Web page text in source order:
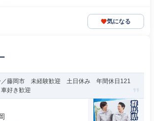
気になる
／藤岡市 未経験歓迎 土日休み 年間休日121
好き歓迎